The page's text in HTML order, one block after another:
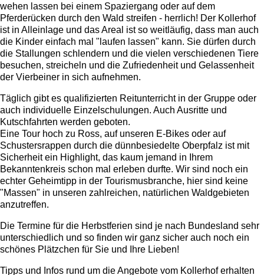
wehen lassen bei einem Spaziergang oder auf dem
Pferderücken durch den Wald streifen - herrlich! Der Kollerhof
ist in Alleinlage und das Areal ist so weitläufig, dass man auch
die Kinder einfach mal "laufen lassen" kann. Sie dürfen durch
die Stallungen schlendern und die vielen verschiedenen Tiere
besuchen, streicheln und die Zufriedenheit und Gelassenheit
der Vierbeiner in sich aufnehmen.
Täglich gibt es qualifizierten Reitunterricht in der Gruppe oder
auch individuelle Einzelschulungen. Auch Ausritte und
Kutschfahrten werden geboten.
Eine Tour hoch zu Ross, auf unseren E-Bikes oder auf
Schustersrappen durch die dünnbesiedelte Oberpfalz ist mit
Sicherheit ein Highlight, das kaum jemand in Ihrem
Bekanntenkreis schon mal erleben durfte. Wir sind noch ein
echter Geheimtipp in der Tourismusbranche, hier sind keine
"Massen" in unseren zahlreichen, natürlichen Waldgebieten
anzutreffen.
Die Termine für die Herbstferien sind je nach Bundesland sehr
unterschiedlich und so finden wir ganz sicher auch noch ein
schönes Plätzchen für Sie und Ihre Lieben!
Tipps und Infos rund um die Angebote vom Kollerhof erhalten